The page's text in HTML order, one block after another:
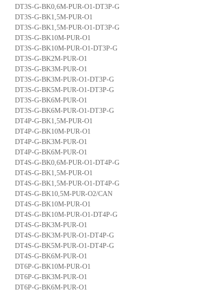
DT3S-G-BK0,6M-PUR-O1-DT3P-G
DT3S-G-BK1,5M-PUR-O1
DT3S-G-BK1,5M-PUR-O1-DT3P-G
DT3S-G-BK10M-PUR-O1
DT3S-G-BK10M-PUR-O1-DT3P-G
DT3S-G-BK2M-PUR-O1
DT3S-G-BK3M-PUR-O1
DT3S-G-BK3M-PUR-O1-DT3P-G
DT3S-G-BK5M-PUR-O1-DT3P-G
DT3S-G-BK6M-PUR-O1
DT3S-G-BK6M-PUR-O1-DT3P-G
DT4P-G-BK1,5M-PUR-O1
DT4P-G-BK10M-PUR-O1
DT4P-G-BK3M-PUR-O1
DT4P-G-BK6M-PUR-O1
DT4S-G-BK0,6M-PUR-O1-DT4P-G
DT4S-G-BK1,5M-PUR-O1
DT4S-G-BK1,5M-PUR-O1-DT4P-G
DT4S-G-BK10,5M-PUR-O2/CAN
DT4S-G-BK10M-PUR-O1
DT4S-G-BK10M-PUR-O1-DT4P-G
DT4S-G-BK3M-PUR-O1
DT4S-G-BK3M-PUR-O1-DT4P-G
DT4S-G-BK5M-PUR-O1-DT4P-G
DT4S-G-BK6M-PUR-O1
DT6P-G-BK10M-PUR-O1
DT6P-G-BK3M-PUR-O1
DT6P-G-BK6M-PUR-O1